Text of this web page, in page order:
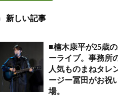
新しい記事
■楠木康平が25歳
ーライブ。事務所
人気ものまねタレ
ージー冨田がお祝
場。